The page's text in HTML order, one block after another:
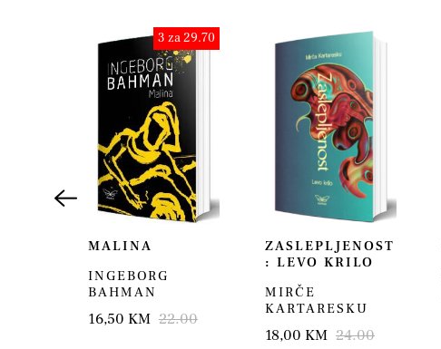
3 za 29.70
MALINA
INGEBORG
BAHMAN
16,50 KM 22.00
ZASLEPLJENOST
: LEVO KRILO
MIRČE
KARTARESKU
18,00 KM 24.00